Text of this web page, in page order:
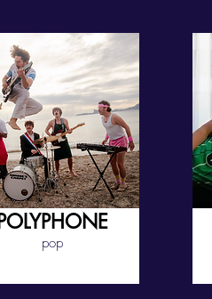
POLYPHONE
pop